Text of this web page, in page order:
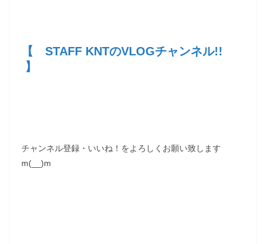
【 STAFF KNTのVLOGチャンネル!!
】
チャンネル登録・いいね！をよろしくお願い致します
m(__)m